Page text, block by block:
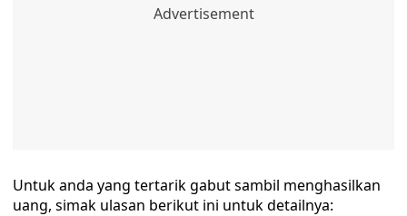
Untuk anda yang tertarik gabut sambil menghasilkan
uang, simak ulasan berikut ini untuk detailnya: